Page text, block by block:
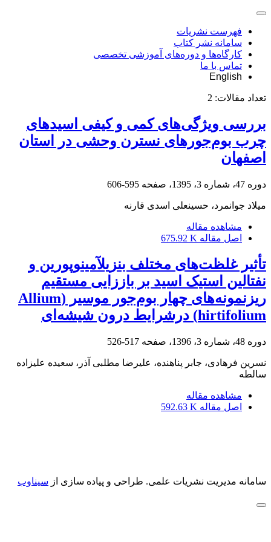
فهرست نشریات
سامانه نشر کتاب
کارگاه‌ها و دوره‌های آموزشی تخصصی
تماس با ما
English
تعداد مقالات: 2
بررسی ویژگی‌های کمی و کیفی اسیدهای
چرب بوم‌جور‌های نسترن وحشی در استان
اصفهان
دوره 47، شماره 3، 1395، صفحه 595-606
میلاد جوانمرد، حسینعلی اسدی قارنه
مشاهده مقاله
اصل مقاله 675.92 K
تأثیر غلظت‌های مختلف بنزیلآمینوپورین و
نفتالین استیک اسید بر باززایی مستقیم
ریزنمونه‌های چهار بوم‌جور موسیر (Allium
hirtifolium) درشرایط درون شیشه‌ای
دوره 48، شماره 3، 1396، صفحه 517-526
نسرین فرهادی، جابر پناهنده، علیرضا مطلبی آذر، سعیده علیزاده
سالطه
مشاهده مقاله
اصل مقاله 592.63 K
سامانه مدیریت نشریات علمی. طراحی و پیاده سازی از سیناوب